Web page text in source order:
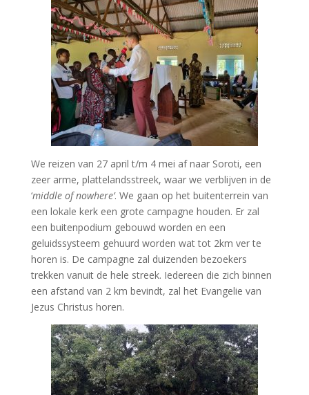
We reizen van 27 april t/m 4 mei af naar Soroti, een
zeer arme, plattelandsstreek, waar we verblijven in de
‘middle of nowhere’. We gaan op het buitenterrein van
een lokale kerk een grote campagne houden. Er zal
een buitenpodium gebouwd worden en een
geluidssysteem gehuurd worden wat tot 2km ver te
horen is. De campagne zal duizenden bezoekers
trekken vanuit de hele streek. Iedereen die zich binnen
een afstand van 2 km bevindt, zal het Evangelie van
Jezus Christus horen.